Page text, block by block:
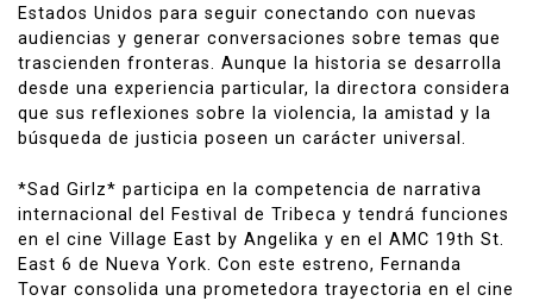
Estados Unidos para seguir conectando con nuevas
audiencias y generar conversaciones sobre temas que
trascienden fronteras. Aunque la historia se desarrolla
desde una experiencia particular, la directora considera
que sus reflexiones sobre la violencia, la amistad y la
búsqueda de justicia poseen un carácter universal.
*Sad Girlz* participa en la competencia de narrativa
internacional del Festival de Tribeca y tendrá funciones
en el cine Village East by Angelika y en el AMC 19th St.
East 6 de Nueva York. Con este estreno, Fernanda
Tovar consolida una prometedora trayectoria en el cine